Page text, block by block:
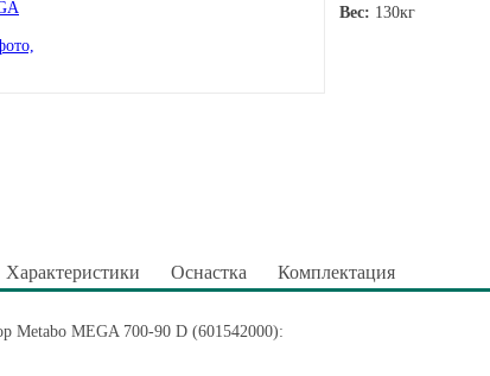
Вес: 130кг
Характеристики Оснастка Комплектация
Metabo MEGA 700-90 D (601542000):